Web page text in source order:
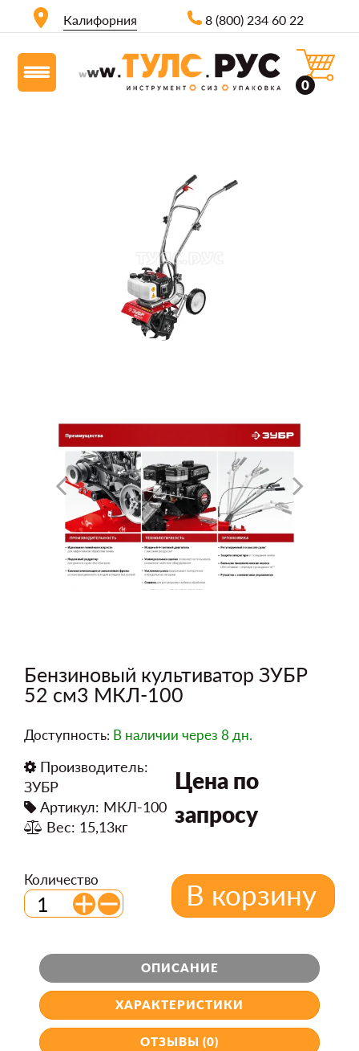
Калифорния 8 (800) 234 60 22
0
Бензиновый культиватор ЗУБР
52 см3 МКЛ-100
Доступность: В наличии через 8 дн.
Производитель:
ЗУБР
Артикул: МКЛ-100
Вес: 15,13кг
Цена по
запросу
Количество В корзину
ОПИСАНИЕ
ХАРАКТЕРИСТИКИ
ОТЗЫВЫ (0)